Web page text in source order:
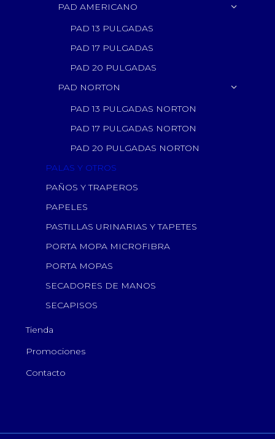
PAD AMERICANO
PAD 13 PULGADAS
PAD 17 PULGADAS
PAD 20 PULGADAS
PAD NORTON
PAD 13 PULGADAS NORTON
PAD 17 PULGADAS NORTON
PAD 20 PULGADAS NORTON
PALAS Y OTROS
PAÑOS Y TRAPEROS
PAPELES
PASTILLAS URINARIAS Y TAPETES
PORTA MOPA MICROFIBRA
PORTA MOPAS
SECADORES DE MANOS
SECAPISOS
Tienda
Promociones
Contacto